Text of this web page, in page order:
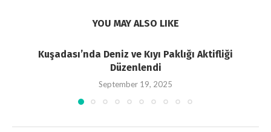
YOU MAY ALSO LIKE
Kuşadası’nda Deniz ve Kıyı Paklığı Aktifliği
Düzenlendi
September 19, 2025